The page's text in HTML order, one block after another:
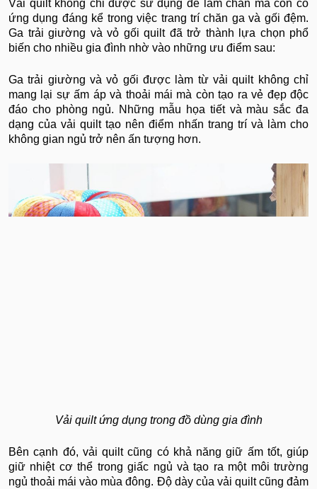
Vải quilt không chỉ được sử dụng để làm chăn mà còn có
ứng dụng đáng kể trong việc trang trí chăn ga và gối đệm.
Ga trải giường và vỏ gối quilt đã trở thành lựa chọn phổ
biến cho nhiều gia đình nhờ vào những ưu điểm sau:
Ga trải giường và vỏ gối được làm từ vải quilt không chỉ
mang lại sự ấm áp và thoải mái mà còn tạo ra vẻ đẹp độc
đáo cho phòng ngủ. Những mẫu họa tiết và màu sắc đa
dạng của vải quilt tạo nên điểm nhấn trang trí và làm cho
không gian ngủ trở nên ấn tượng hơn.
​​​​​​​Vải quilt ứng dụng trong đồ dùng gia đình
Bên cạnh đó, vải quilt cũng có khả năng giữ ấm tốt, giúp
giữ nhiệt cơ thể trong giấc ngủ và tạo ra một môi trường
ngủ thoải mái vào mùa đông. Độ dày của vải quilt cũng đảm